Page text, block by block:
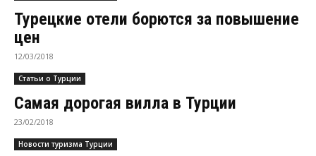
Турецкие отели борются за повышение
цен
12/03/2018
Статьи о Турции
Самая дорогая вилла в Турции
23/02/2018
Новости туризма Турции